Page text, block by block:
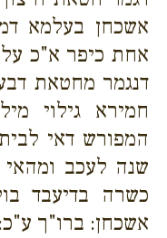
אשכחן בעלמא
אחת כיפר א"כ
דנגמר מחטאת
חמירא גילוי
המפורש דאי
שנה לעכב
כשרה בדיעבד
אשכחן: ברו"ך ע"כ: